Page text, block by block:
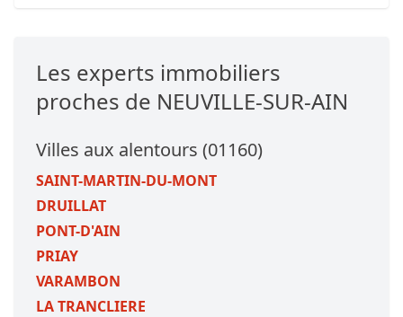
Les experts immobiliers
proches de NEUVILLE-SUR-AIN
Villes aux alentours (01160)
SAINT-MARTIN-DU-MONT
DRUILLAT
PONT-D'AIN
PRIAY
VARAMBON
LA TRANCLIERE